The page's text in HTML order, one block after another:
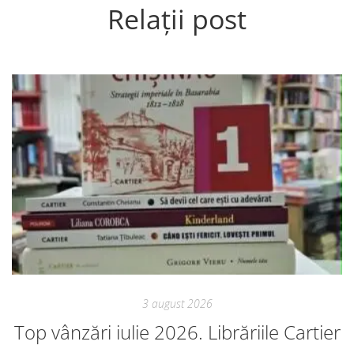
Relații post
3 august 2026
Top vânzări iulie 2026. Librăriile Cartier